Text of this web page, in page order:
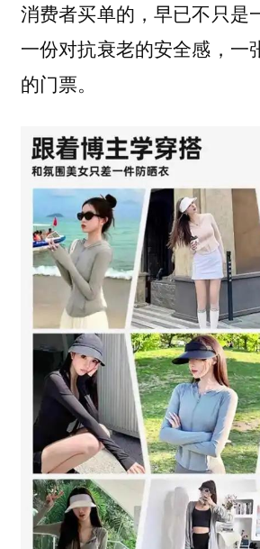
消费者买单的，早已不只是
一份对抗衰老的安全感，一
的门票。